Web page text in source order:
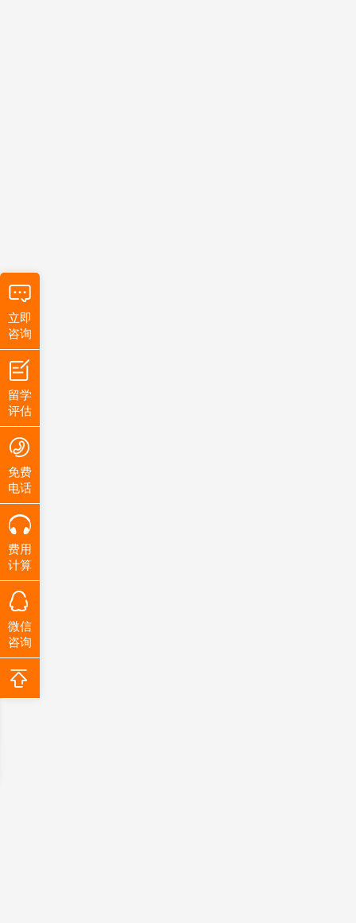
立即
咨询
留学
评估
免费
电话
费用
计算
微信
咨询